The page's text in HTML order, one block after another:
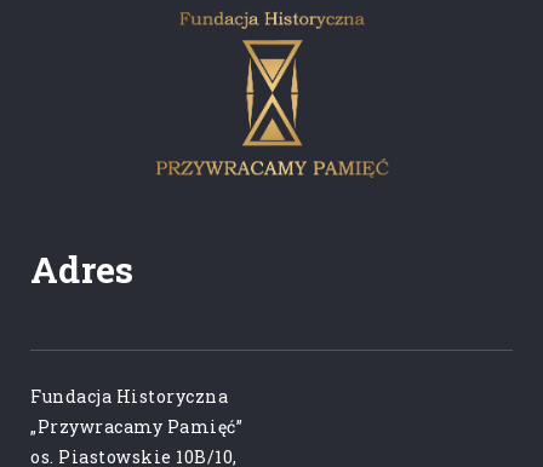
Adres
Fundacja Historyczna
„Przywracamy Pamięć”
os. Piastowskie 10B/10,